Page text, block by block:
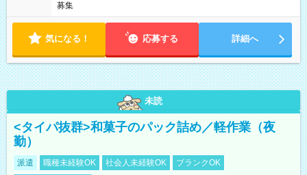
募集
気になる！ 応募する 詳細へ
未読
<タイパ抜群>和菓子のパック詰め／軽作業（夜
勤）
派遣 職種未経験OK 社会人未経験OK
ブランクOK